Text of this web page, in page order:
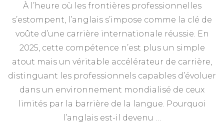
À l’heure où les frontières professionnelles
s’estompent, l’anglais s’impose comme la clé de
voûte d’une carrière internationale réussie. En
2025, cette compétence n’est plus un simple
atout mais un véritable accélérateur de carrière,
distinguant les professionnels capables d’évoluer
dans un environnement mondialisé de ceux
limités par la barrière de la langue. Pourquoi
l’anglais est-il devenu …